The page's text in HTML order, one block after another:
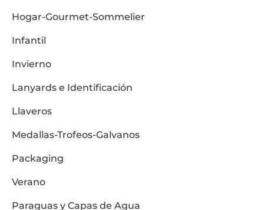
Hogar-Gourmet-Sommelier
Infantil
Invierno
Lanyards e Identificación
Llaveros
Medallas-Trofeos-Galvanos
Packaging
Verano
Paraguas y Capas de Agua